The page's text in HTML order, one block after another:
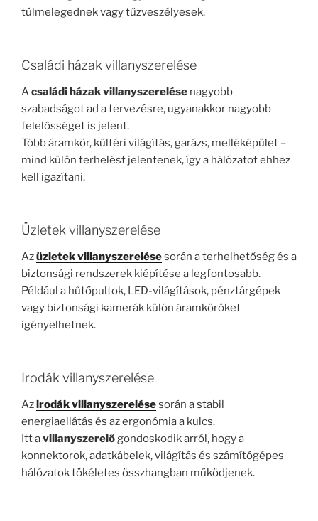
túlmelegednek vagy tűzveszélyesek.
Családi házak villanyszerelése
Acsaládi házak villanyszerelése nagyobb
szabadságot ad a tervezésre, ugyanakkor nagyobb
felelősséget is jelent.
Több áramkör, kültéri világítás, garázs, melléképület –
mind külön terhelést jelentenek, így a hálózatot ehhez
kell igazítani.
Üzletek villanyszerelése
Azüzletek villanyszerelésesorán a terhelhetőség és a
biztonsági rendszerek kiépítése a legfontosabb.
Például a hűtőpultok, LED-világítások, pénztárgépek
vagy biztonsági kamerák külön áramköröket
igényelhetnek.
Irodák villanyszerelése
Azirodák villanyszerelésesorán a stabil
energiaellátás és az ergonómia a kulcs.
Itt avillanyszerelőgondoskodik arról, hogy a
konnektorok, adatkábelek, világítás és számítógépes
hálózatok tökéletes összhangban működjenek.